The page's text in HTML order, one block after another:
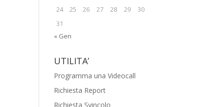
24
25 26 27 28 29
30
31
« Gen
UTILITA’
Programma una Videocall
Richiesta Report
Richiesta Svincolo